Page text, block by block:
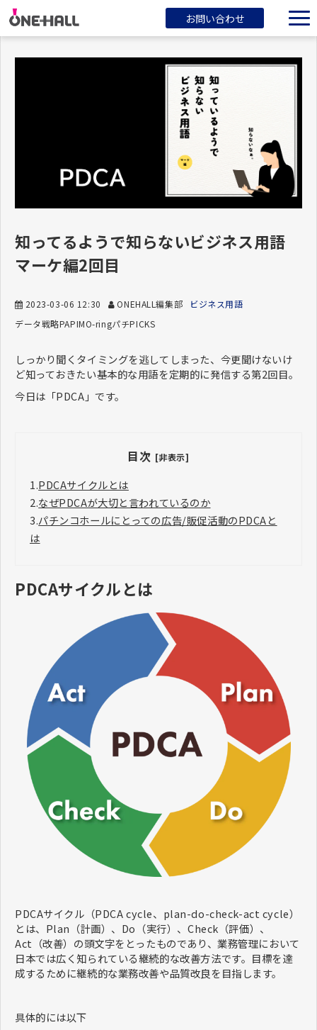
お問い合わせ
サービス一覧
知ってるようで知らないビジネス用語
マーケ編2回目
2023-03-06 12:30 ONEHALL編集部
ビジネス用語
データ戦略PAPIMO-ringパチPICKS
しっかり聞くタイミングを逃してしまった、今更聞けないけ
ど知っておきたい基本的な用語を定期的に発信する第2回目。
今日は「PDCA」です。
目次 [非表示]
1.PDCAサイクルとは
2.なぜPDCAが大切と言われているのか
3.パチンコホールにとっての広告/販促活動のPDCAと
は
PDCAサイクルとは
PDCAサイクル（PDCA cycle、plan-do-check-act cycle）
とは、Plan（計画）、Do（実行）、Check（評価）、
Act（改善）の頭文字をとったものであり、​​​業務管理において
日本では広く知られている​​​継続的な改善方法です。目標を達
成するために継続的な業務改善や品質改良を目指します。
具体的には以下